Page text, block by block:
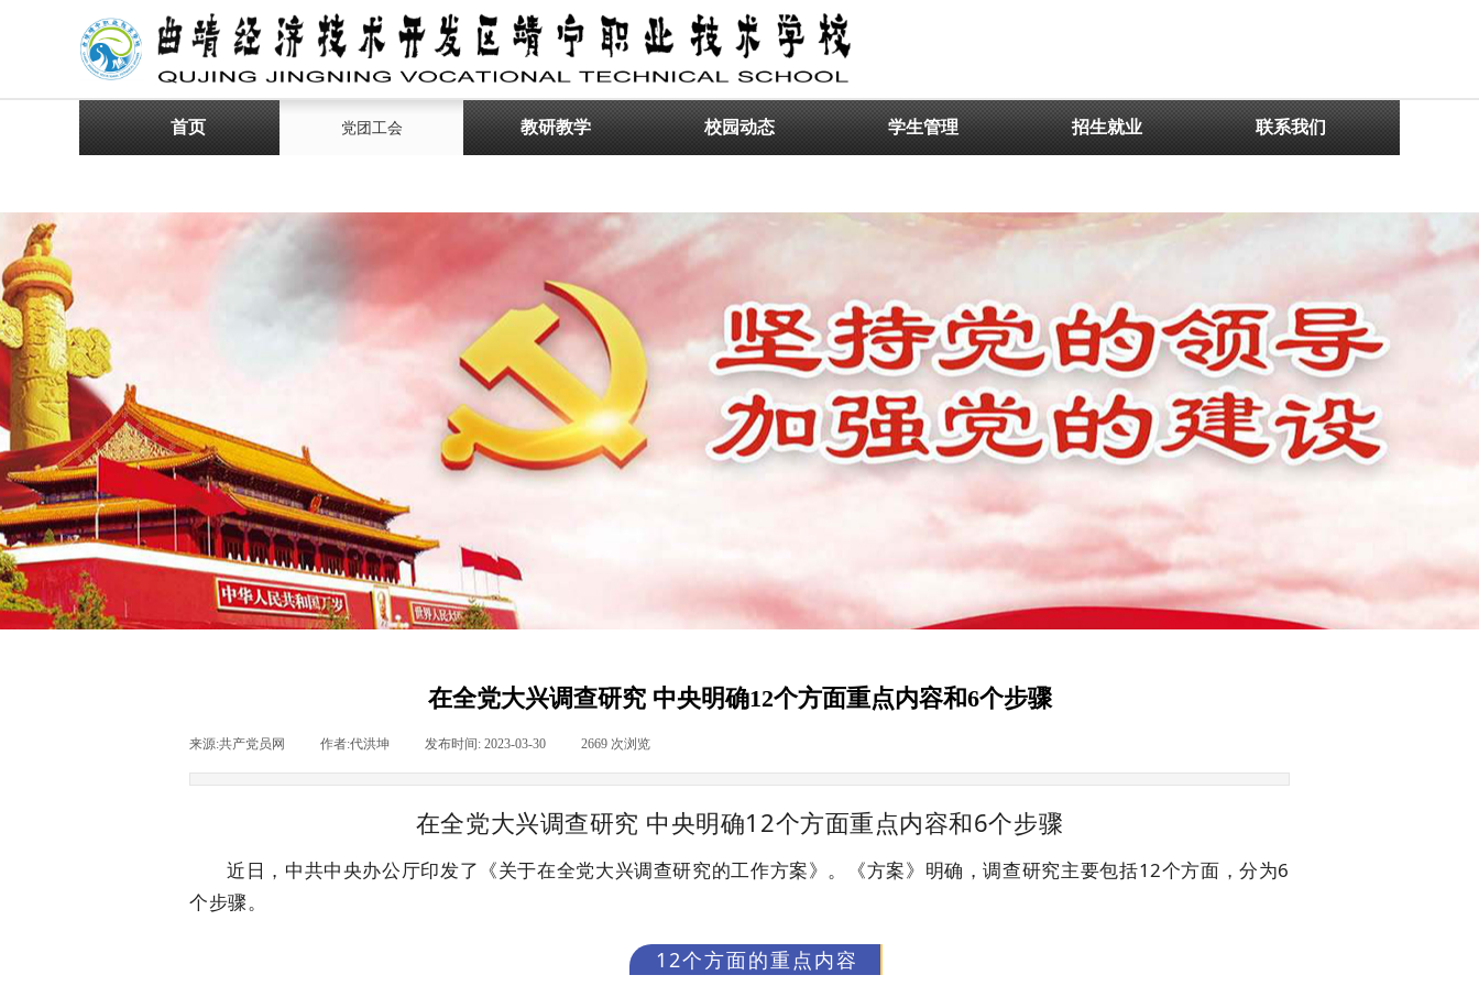
首页 党团工会 教研教学 校园动态 学生管理 招生就业 联系我们
在全党大兴调查研究 中央明确12个方面重点内容和6个步骤
来源:共产党员网 作者:代洪坤 发布时间: 2023-03-30 2669 次浏览
在全党大兴调查研究 中央明确12个方面重点内容和6个步骤
近日，中共中央办公厅印发了《关于在全党大兴调查研究的工作方案》。《方案》明确，调查研究主要包括12个方面，分为6
个步骤。
12个方面的重点内容